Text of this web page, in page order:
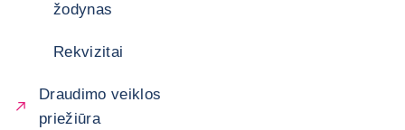
žodynas
Rekvizitai
Draudimo veiklos
priežiūra